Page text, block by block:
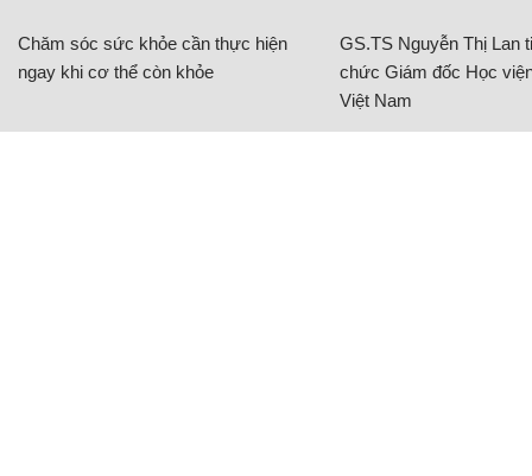
Chăm sóc sức khỏe cần thực hiện
ngay khi cơ thể còn khỏe
GS.TS Nguyễn Thị Lan
chức Giám đốc Học
Việt Nam